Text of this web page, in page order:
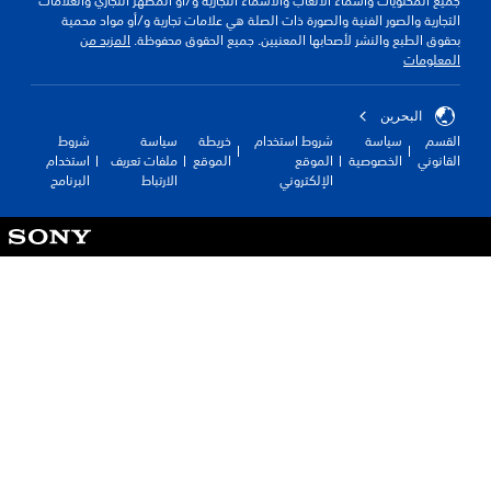
والصور الفنية والصورة ذات الصلة هي علامات تجارية و/أو مواد محمية
الطبع والنشر لأصحابها المعنيين. جميع الحقوق محفوظة.المزيد من
البحرين
سياسة
الخصوصية
شروط استخدام
الموقع
الإلكتروني
خريطة
سياسة
ملفات تعريف
استخدام